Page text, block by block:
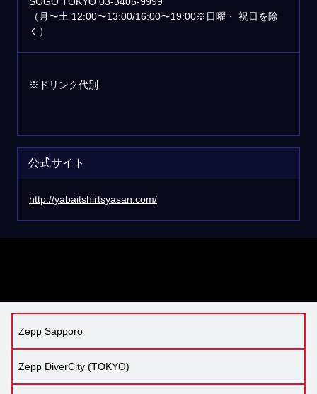
（月〜土 12:00〜13:00/16:00〜19:00※日曜・ 祝日を除
く）
※ドリンク代別
公式サイト
http://yabaitshirtsyasan.com/
Zepp Sapporo
Zepp DiverCity (TOKYO)